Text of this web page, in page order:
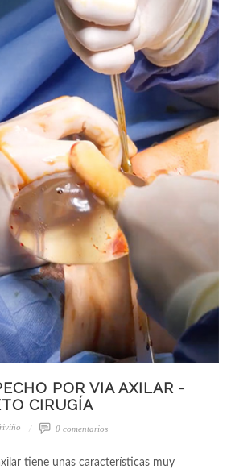
POR VIA AXILAR -
CIRUGÍA
0 comentarios
tiene unas características muy